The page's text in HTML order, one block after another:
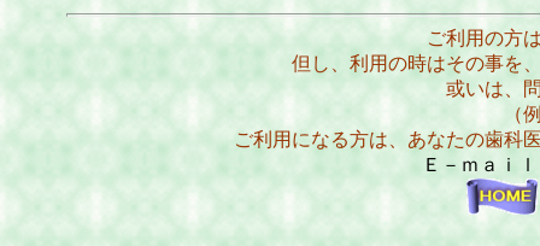
ご利用の方
但し、利用の時はその事を
或いは、
（
ご利用になる方は、あなたの歯科
Ｅ－ｍａｉ